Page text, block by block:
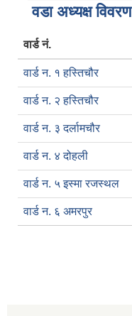
वडा अध्यक्ष विवरण
वार्ड नं.
वार्ड न. १ हस्तिचौर
वार्ड न. २ हस्तिचौर
वार्ड न. ३ दर्लामचौर
वार्ड न. ४ दोहली
वार्ड न. ५ इस्मा रजस्थल
वार्ड न. ६ अमरपुर